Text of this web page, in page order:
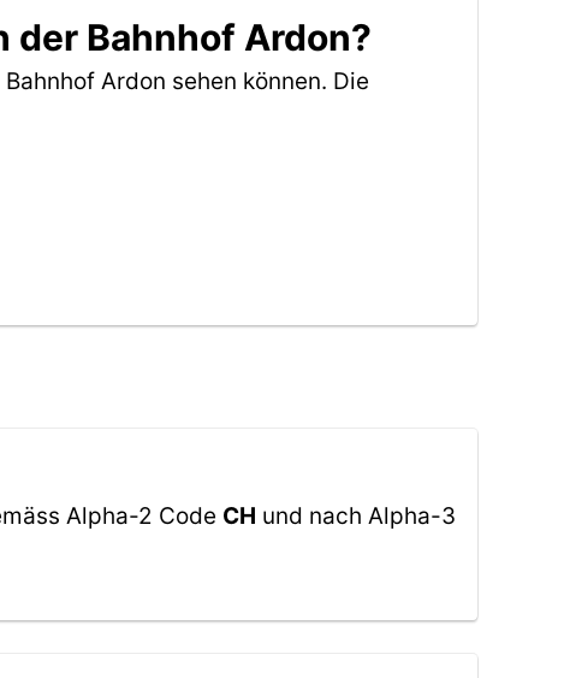
Bahnhof Ardon?
Ardon sehen können. Die
Alpha-2 Code CH und nach Alpha-3